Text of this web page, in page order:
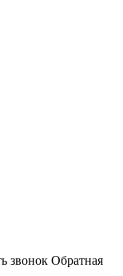
звонок Обратная